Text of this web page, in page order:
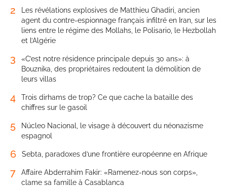
2
Les révélations explosives de Matthieu Ghadiri, ancien
agent du contre-espionnage français infiltré en Iran, sur les
liens entre le régime des Mollahs, le Polisario, le Hezbollah
et l’Algérie
3
«C’est notre résidence principale depuis 30 ans»: à
Bouznika, des propriétaires redoutent la démolition de
leurs villas
4
Trois dirhams de trop? Ce que cache la bataille des
chiffres sur le gasoil
5
Núcleo Nacional, le visage à découvert du néonazisme
espagnol
6 Sebta, paradoxes d’une frontière européenne en Afrique
7
Affaire Abderrahim Fakir: «Ramenez-nous son corps»,
clame sa famille à Casablanca